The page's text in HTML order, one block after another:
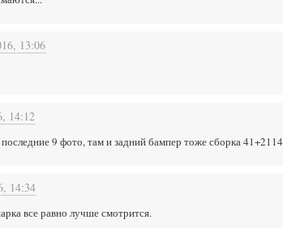
13:06
14:12
9 фото, там и задний бампер тоже сборка 41+2114
14:34
все равно лучше смотрится.